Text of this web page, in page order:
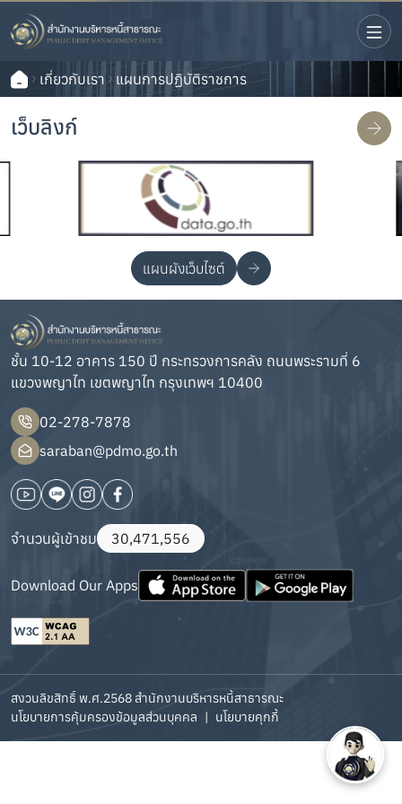
เกี่ยวกับเรา แผนการปฏิบัติราชการ
เว็บลิงก์
แผนผังเว็บไซต์
ชั้น 10-12 อาคาร 150 ปี กระทรวงการคลัง ถนนพระรามที่ 6
แขวงพญาไท เขตพญาไท กรุงเทพฯ 10400
02-278-7878
saraban@pdmo.go.th
จำนวนผู้เข้าชม 30,471,556
Download Our Apps
สงวนลิขสิทธิ์ พ.ศ.2568 สำนักงานบริหารหนี้สาธารณะ
นโยบายการคุ้มครองข้อมูลส่วนบุคคล
| นโยบายคุกกี้